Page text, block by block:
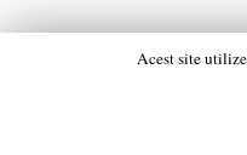
Acest site